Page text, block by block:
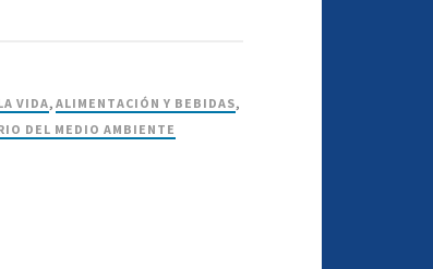
VIDA, ALIMENTACIÓN Y BEBIDAS,
DEL MEDIO AMBIENTE